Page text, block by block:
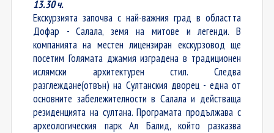
13.30 ч.
Екскурзията започва с най-важния град в областта
Дофар - Салала, земя на митове и легенди. В
компанията на местен лицензиран екскурзовод ще
посетим Голямата джамия изградена в традиционен
ислямски архитектурен стил. Следва
разглеждане(отвън) на Султанския дворец - една от
основните забележителности в Салала и действаща
резиденцията на султана. Програмата продължава с
археологическия парк Ал Балид, който разказва